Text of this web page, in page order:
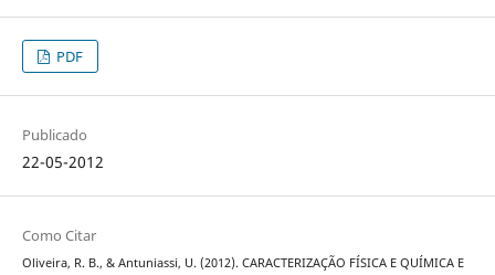
PDF
Publicado
22-05-2012
Como Citar
Oliveira, R. B., & Antuniassi, U. (2012). CARACTERIZAÇÃO FÍSICA E QUÍMICA E